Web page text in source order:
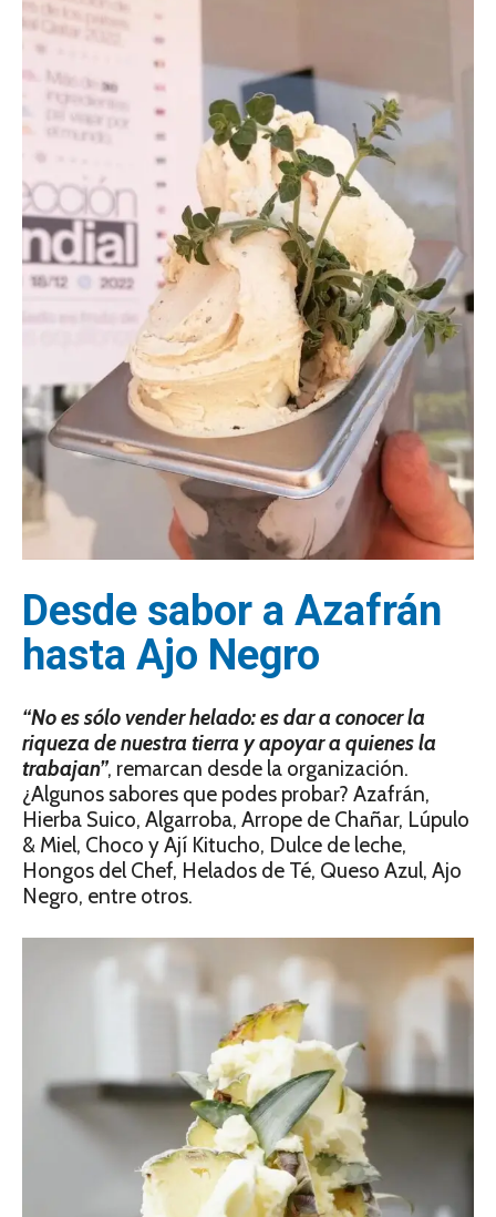
Desde sabor a Azafrán
hasta Ajo Negro
“No es sólo vender helado: es dar a conocer la
riqueza de nuestra tierra y apoyar a quienes la
trabajan”, remarcan desde la organización.
¿Algunos sabores que podes probar? Azafrán,
Hierba Suico, Algarroba, Arrope de Chañar, Lúpulo
& Miel, Choco y Ají Kitucho, Dulce de leche,
Hongos del Chef, Helados de Té, Queso Azul, Ajo
Negro, entre otros.